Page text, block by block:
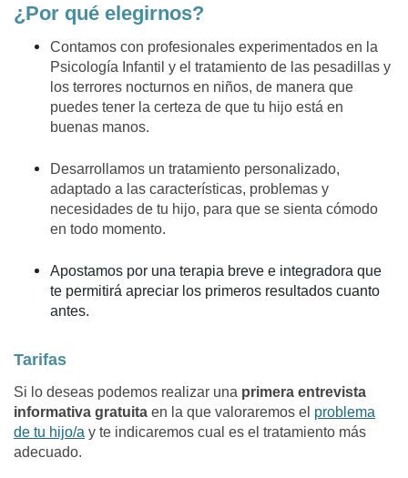
¿Por qué elegirnos?
Contamos con profesionales experimentados en la
Psicología Infantil y el tratamiento de las pesadillas y
los terrores nocturnos en niños, de manera que
puedes tener la certeza de que tu hijo está en
buenas manos.
Desarrollamos un tratamiento personalizado,
adaptado a las características, problemas y
necesidades de tu hijo, para que se sienta cómodo
en todo momento.
Apostamos por una terapia breve e integradora que
te permitirá apreciar los primeros resultados cuanto
antes.
Tarifas
Si lo deseas podemos realizar una primera entrevista
informativa gratuita en la que valoraremos el problema
de tu hijo/a y te indicaremos cual es el tratamiento más
adecuado.